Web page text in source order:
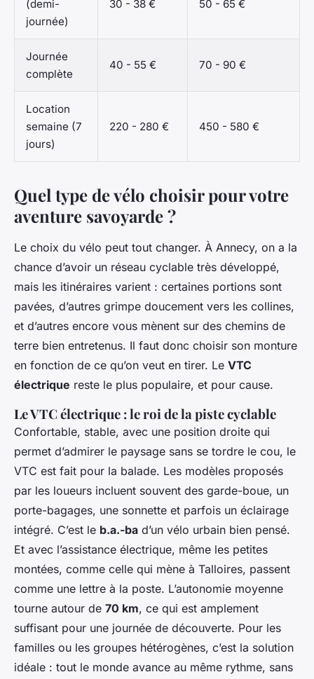
(demi-
journée)
30 - 38 € 50 - 65 €
Journée
complète
40 - 55 € 70 - 90 €
Location
semaine (7
jours)
220 - 280 € 450 - 580 €
Quel type de vélo choisir pour votre
aventure savoyarde ?
Le choix du vélo peut tout changer. À Annecy, on a la
chance d’avoir un réseau cyclable très développé,
mais les itinéraires varient : certaines portions sont
pavées, d’autres grimpe doucement vers les collines,
et d’autres encore vous mènent sur des chemins de
terre bien entretenus. Il faut donc choisir son monture
en fonction de ce qu’on veut en tirer. Le VTC
électrique reste le plus populaire, et pour cause.
Le VTC électrique : le roi de la piste cyclable
Confortable, stable, avec une position droite qui
permet d’admirer le paysage sans se tordre le cou, le
VTC est fait pour la balade. Les modèles proposés
par les loueurs incluent souvent des garde-boue, un
porte-bagages, une sonnette et parfois un éclairage
intégré. C’est le b.a.-ba d’un vélo urbain bien pensé.
Et avec l’assistance électrique, même les petites
montées, comme celle qui mène à Talloires, passent
comme une lettre à la poste. L’autonomie moyenne
tourne autour de 70 km, ce qui est amplement
suffisant pour une journée de découverte. Pour les
familles ou les groupes hétérogènes, c’est la solution
idéale : tout le monde avance au même rythme, sans